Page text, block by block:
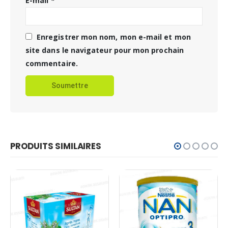
Enregistrer mon nom, mon e-mail et mon
site dans le navigateur pour mon prochain
commentaire.
PRODUITS SIMILAIRES